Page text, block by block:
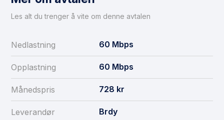
Les alt du trenger å vite om denne avtalen
Nedlastning 60 Mbps
Opplastning 60 Mbps
Månedspris 728 kr
Leverandør Brdy